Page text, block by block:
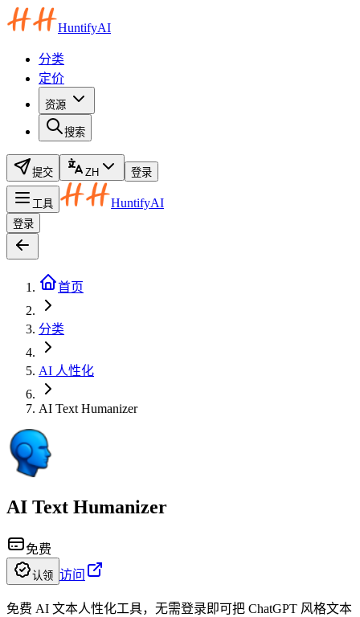
HuntifyAI
分类
定价
资源
搜索
提交 ZH 登录
工具 HuntifyAI
登录
首页
分类
AI 人性化
AI Text Humanizer
AI Text Humanizer
免费
认领 访问
免费 AI 文本人性化工具，无需登录即可把 ChatGPT 风格文本